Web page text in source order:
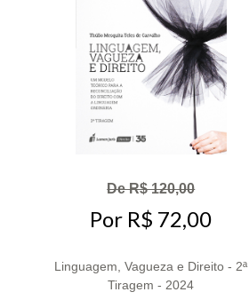
De R$ 120,00
Por R$ 72,00
Linguagem, Vagueza e Direito - 2ª
Tiragem - 2024